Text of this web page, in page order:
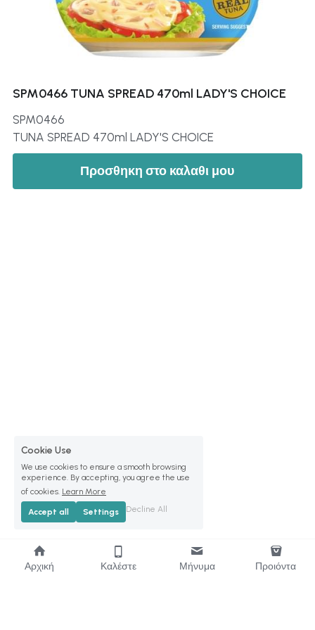
SPM0466 TUNA SPREAD 470ml LADY'S CHOICE
SPM0466
TUNA SPREAD 470ml LADY'S CHOICE
Προσθηκη στο καλαθι μου
Αρχική Καλέστε Μήνυμα Προιόντα
Cookie Use
We use cookies to ensure a smooth browsing
experience. By accepting, you agree the use
of cookies. Learn More
Accept all Settings Decline All